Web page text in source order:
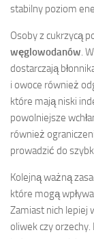
stabilny poziom
Osoby z cukrzycą
węglowodanów.
dostarczają
i owoce również
które mają niski
powolniejsze
również
prowadzić do
Kolejną ważną
które mogą
Zamiast nich lepiej
oliwek czy orzechy.